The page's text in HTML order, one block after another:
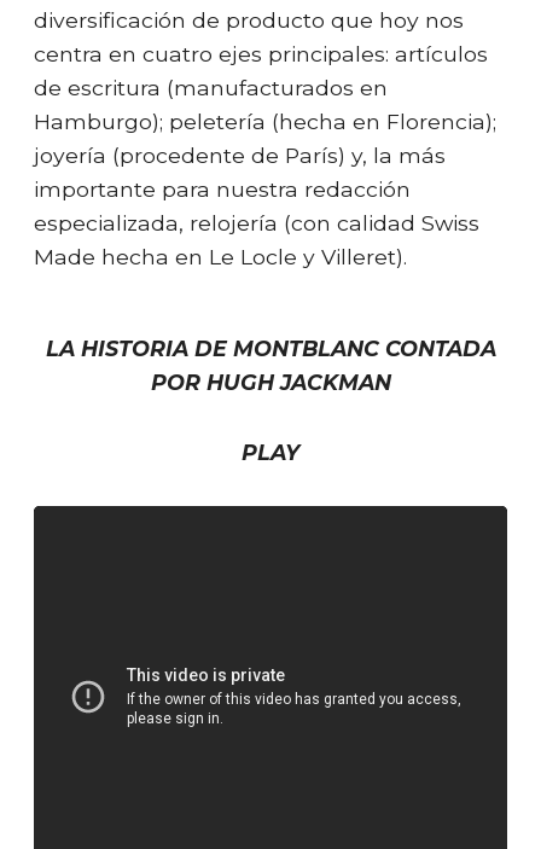
diversificación de producto que hoy nos
centra en cuatro ejes principales: artículos
de escritura (manufacturados en
Hamburgo); peletería (hecha en Florencia);
joyería (procedente de París) y, la más
importante para nuestra redacción
especializada, relojería (con calidad Swiss
Made hecha en Le Locle y Villeret).
LA HISTORIA DE MONTBLANC CONTADA
POR HUGH JACKMAN
PLAY